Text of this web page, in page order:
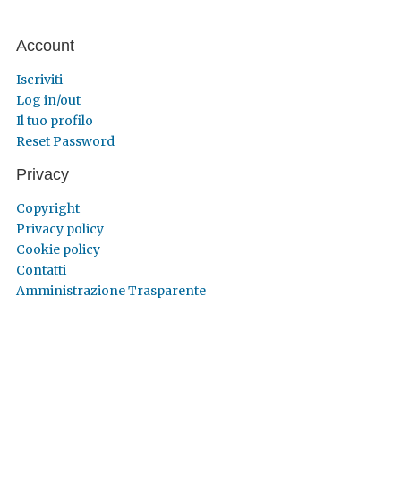
Account
Iscriviti
Log in/out
Il tuo profilo
Reset Password
Privacy
Copyright
Privacy policy
Cookie policy
Contatti
Amministrazione Trasparente